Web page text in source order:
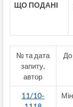
ЩО ПОДАНІ
№ та дата
запиту,
автор
До
11/10-